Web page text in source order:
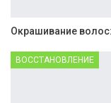
Окрашивание
ВОССТАНОВЛЕНИЕ